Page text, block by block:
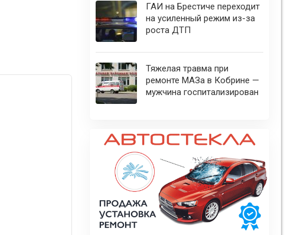
ГАИ на Брестиче переходит
на усиленный режим из-за
роста ДТП
Тяжелая травма при
ремонте МАЗа в Кобрине —
мужчина госпитализирован